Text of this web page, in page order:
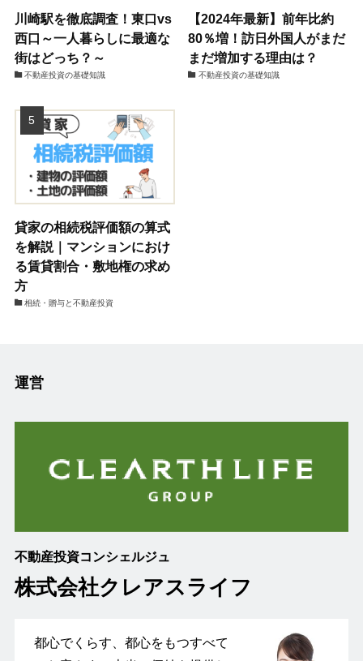
川崎駅を徹底調査！東口vs
西口～一人暮らしに最適な
街はどっち？～
不動産投資の基礎知識
【2024年最新】前年比約
80％増！訪日外国人がまだ
まだ増加する理由は？
不動産投資の基礎知識
貸家の相続税評価額の算式
を解説｜マンションにおけ
る賃貸割合・敷地権の求め
方
相続・贈与と不動産投資
運営
不動産投資コンシェルジュ
株式会社クレアスライフ
都心でくらす、都心をもつすべて